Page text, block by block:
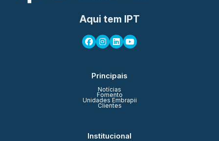
Aqui tem IPT
Principais
Notícias
Fomento
Unidades Embrapii
Clientes
Institucional